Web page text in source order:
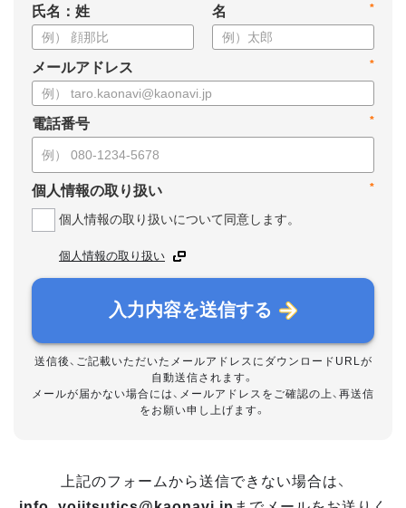
氏名：姓 *
名
*
メールアドレス
*
電話番号
*
個人情報の取り扱い
個人情報の取り扱いについて同意します。
個人情報の取り扱い
入力内容を送信する
送信後、ご記載いただいたメールアドレスにダウンロードURLが
自動送信されます。
メールが届かない場合には、メールアドレスをご確認の上、再送信
をお願い申し上げます。
上記のフォームから送信できない場合は、